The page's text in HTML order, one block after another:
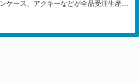
ンケース、アクキーなどが全品受注生産で